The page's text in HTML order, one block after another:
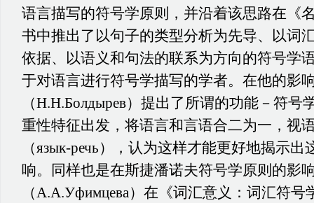
语言描写的符号学原则，并沿着该思路在《
书中推出了以句子的类型分析为先导、以词
依据、以语义和句法的联系为方向的符号学
于对语言进行符号学描写的学者。在他的影
（Н.Н.Болдырев）提出了所谓的功能－符号
重性特征出发，将语言和言语合二为一，视
（язык-речь），认为这样才能更好地揭示
响。同样也是在斯捷潘诺夫符号学原则的影
（А.А.Уфимцева）在《词汇意义：词汇符号